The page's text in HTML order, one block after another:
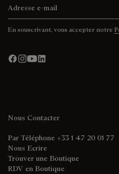
En souscrivant, vous accepter notre
Nous Contacter
Par Téléphone +33 1 47 20 01 77
Nous Ecrire
Trouver une Boutique
RDV en Boutique